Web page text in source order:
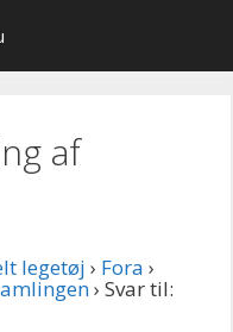
af
legetøj › Fora ›
› Svar til: